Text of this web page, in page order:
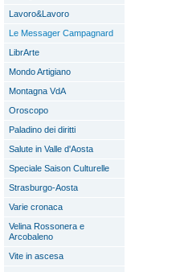
Lavoro&Lavoro
Le Messager Campagnard
LibrArte
Mondo Artigiano
Montagna VdA
Oroscopo
Paladino dei diritti
Salute in Valle d'Aosta
Speciale Saison Culturelle
Strasburgo-Aosta
Varie cronaca
Velina Rossonera e
Arcobaleno
Vite in ascesa